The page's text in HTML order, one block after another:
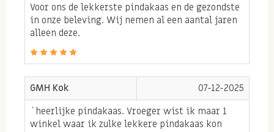
voor een betere grondstof krijg je een beter
pindakaas product!
in pure pinda-olie. Hierdoor komt er meer
smaak na het branden naar voren dan wanneer
deze enkel met lucht en zonnebloemolie worden
geroosterd. Dit verhit de pinda's meestal niet
Voor ons de lekkerste pindakaas en de gezondste
in onze beleving. Wij nemen al een aantal jaren
alleen deze.
GMH Kok
07-12-2025
`heerlijke pindakaas. Vroeger wist ik maar 1
winkel waar ik zulke lekkere pindakaas kon